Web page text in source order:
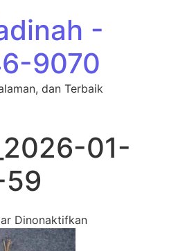
-
9070
dan Terbaik
01-
Dinonaktifkanpada